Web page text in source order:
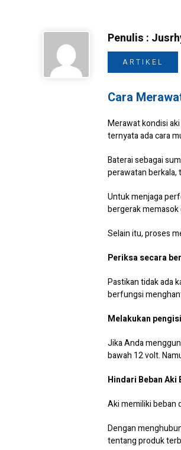
Penulis :
ARTIKEL
Cara
Merawat kondisi
ternyata ada cara
Baterai sebagai
perawatan berkala,
Untuk menjaga
bergerak memasok
Selain itu, proses
Periksa secara
Pastikan tidak ada
berfungsi
Melakukan
Jika Anda
bawah 12 volt.
Hindari Beban Aki
Aki memiliki beban
Dengan
tentang produk